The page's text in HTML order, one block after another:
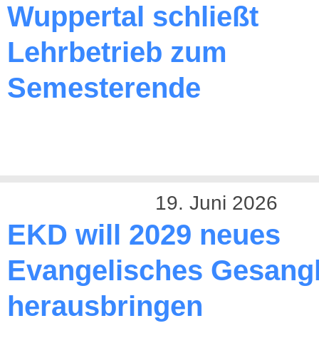
Wuppertal schließt
Lehrbetrieb zum
Semesterende
19. Juni 2026
EKD will 2029 neues
Evangelisches
herausbringen